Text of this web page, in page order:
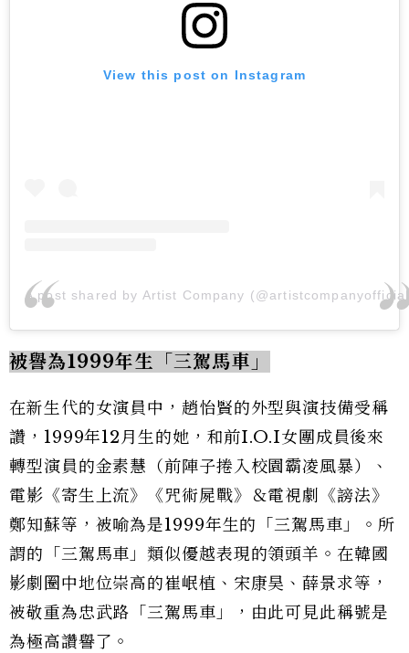
View this post on Instagram
A post shared by Artist Company
被譽為1999年生「三駕馬車」
在新生代的女演員中，趙怡賢的外型與演技備受稱
讚，1999年12月生的她，和前I.O.I女團成員後來
轉型演員的金素慧（前陣子捲入校園霸凌風暴）、
電影《寄生上流》《咒術屍戰》＆電視劇《謗法》
鄭知蘇等，被喻為是1999年生的「三駕馬車」。所
謂的「三駕馬車」類似優越表現的領頭羊。在韓國
影劇圈中地位崇高的崔岷植、宋康昊、薛景求等，
被敬重為忠武路「三駕馬車」，由此可見此稱號是
為極高讚譽了。